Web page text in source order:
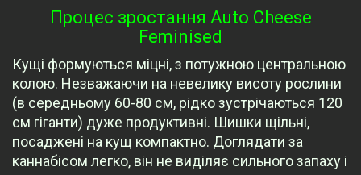
Процес зростання Auto Cheese
Feminised
Кущі формуються міцні, з потужною центральною
колою. Незважаючи на невелику висоту рослини
(в середньому 60-80 см, рідко зустрічаються 120
см гіганти) дуже продуктивні. Шишки щільні,
посаджені на кущ компактно. Доглядати за
каннабісом легко, він не виділяє сильного запаху і